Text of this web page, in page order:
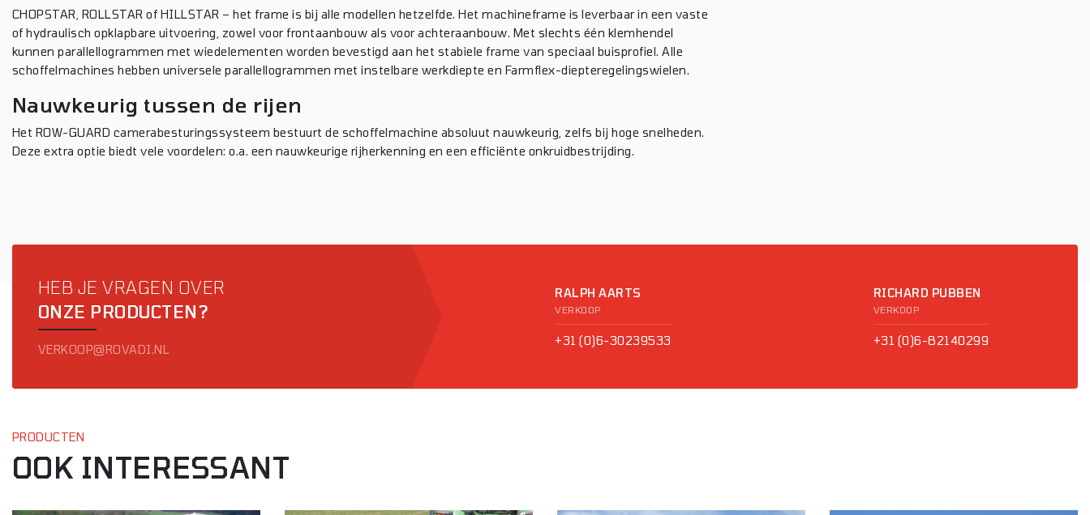
CHOPSTAR, ROLLSTAR of HILLSTAR – het frame is bij alle modellen hetzelfde. Het machineframe is leverbaar in een vaste
of hydraulisch opklapbare uitvoering, zowel voor frontaanbouw als voor achteraanbouw. Met slechts één klemhendel
kunnen parallellogrammen met wiedelementen worden bevestigd aan het stabiele frame van speciaal buisprofiel. Alle
schoffelmachines hebben universele parallellogrammen met instelbare werkdiepte en Farmflex-diepteregelingswielen.
Nauwkeurig tussen de rijen
Het ROW-GUARD camerabesturingssysteem bestuurt de schoffelmachine absoluut nauwkeurig, zelfs bij hoge snelheden.
Deze extra optie biedt vele voordelen: o.a. een nauwkeurige rijherkenning en een efficiënte onkruidbestrijding.
HEB JE VRAGEN OVER
ONZE PRODUCTEN?
VERKOOP@ROVADI.NL
RALPH AARTS
VERKOOP
+31 (0)6-30239533
RICHARD PUBBEN
VERKOOP
+31 (0)6-82140299
PRODUCTEN
OOK INTERESSANT